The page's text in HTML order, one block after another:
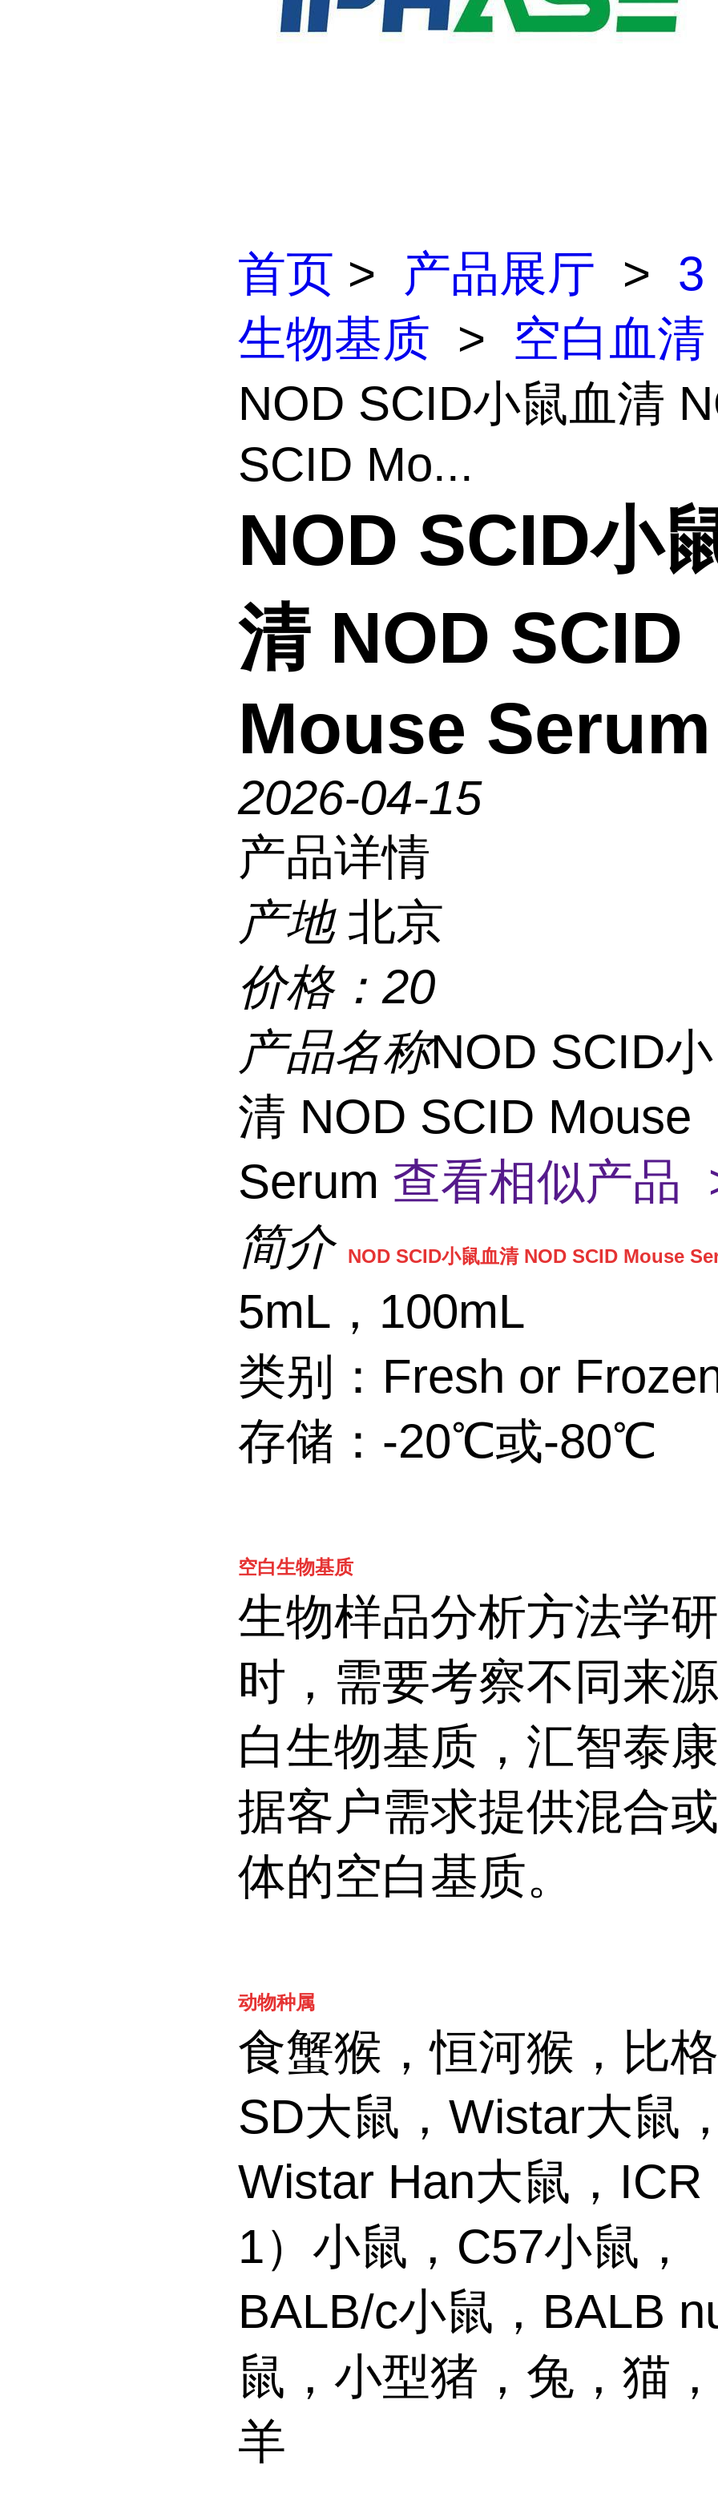
首页 > 产品展厅 > 3
生物基质 > 空白血清
NOD SCID小鼠血清
SCID Mo...
NOD SCID小
清 NOD SCID
Mouse Serum
2026-04-15
产品详情
产地 北京
价格： 20
产品名称NOD SCID
清 NOD SCID Mouse
Serum 查看相似产品
简介
NOD SCID小鼠血清 NOD SCID Mouse
5mL，100mL
类别：Fresh or
存储：-20℃或-80℃
空白生物基质
生物样品分析方法学
时，需要考察不同来
白生物基质，汇智泰
据客户需求提供混合
体的空白基质。
动物种属
食蟹猴，恒河猴，比
SD大鼠，Wistar大鼠
Wistar Han大鼠，ICR
1）小鼠，C57小鼠，
BALB/c小鼠，BALB
鼠，小型猪，兔，猫
羊